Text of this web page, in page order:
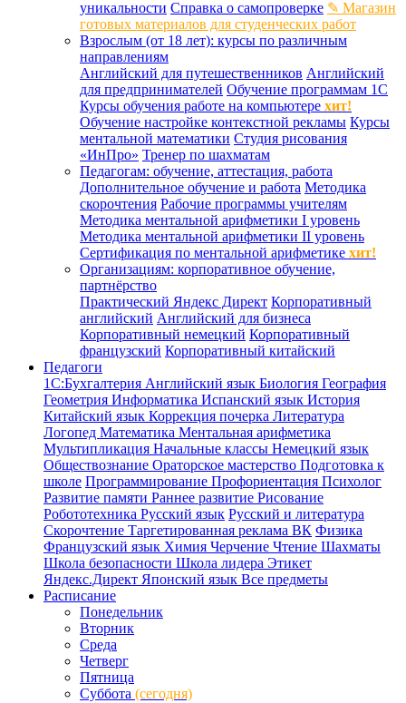
уникальности Справка о самопроверке ✎ Магазин
готовых материалов для студенческих работ
Взрослым (от 18 лет): курсы по различным
направлениям
Английский для путешественников Английский
для предпринимателей Обучение программам 1С
Курсы обучения работе на компьютере хит!
Обучение настройке контекстной рекламы Курсы
ментальной математики Студия рисования
«ИнПро» Тренер по шахматам
Педагогам: обучение, аттестация, работа
Дополнительное обучение и работа Методика
скорочтения Рабочие программы учителям
Методика ментальной арифметики I уровень
Методика ментальной арифметики II уровень
Сертификация по ментальной арифметике хит!
Организациям: корпоративное обучение,
партнёрство
Практический Яндекс Директ Корпоративный
английский Английский для бизнеса
Корпоративный немецкий Корпоративный
французский Корпоративный китайский
Педагоги
1С:Бухгалтерия Английский язык Биология География
Геометрия Информатика Испанский язык История
Китайский язык Коррекция почерка Литература
Логопед Математика Ментальная арифметика
Мультипликация Начальные классы Немецкий язык
Обществознание Ораторское мастерство Подготовка к
школе Программирование Профориентация Психолог
Развитие памяти Раннее развитие Рисование
Робототехника Русский язык Русский и литература
Скорочтение Таргетированная реклама ВК Физика
Французский язык Химия Черчение Чтение Шахматы
Школа безопасности Школа лидера Этикет
Яндекс.Директ Японский язык Все предметы
Расписание
Понедельник
Вторник
Среда
Четверг
Пятница
Суббота (сегодня)